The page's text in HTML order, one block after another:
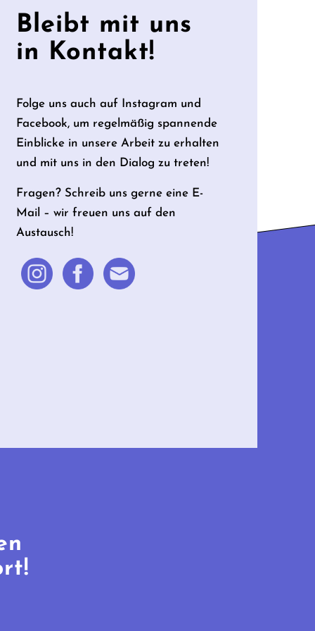
Bleibt mit uns
in Kontakt!
Folge uns auch auf Instagram und
Facebook, um regelmäßig spannende
Einblicke in unsere Arbeit zu erhalten
und mit uns in den Dialog zu treten!
Fragen? Schreib uns gerne eine E-
Mail – wir freuen uns auf den
Austausch!